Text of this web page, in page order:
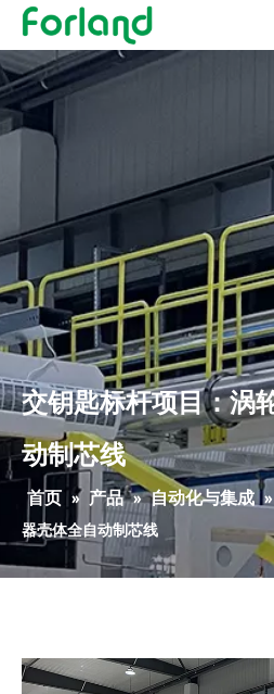
交钥匙标杆项目：涡
动制芯线
首页 » 产品 » 自动化与集成 »
器壳体全自动制芯线